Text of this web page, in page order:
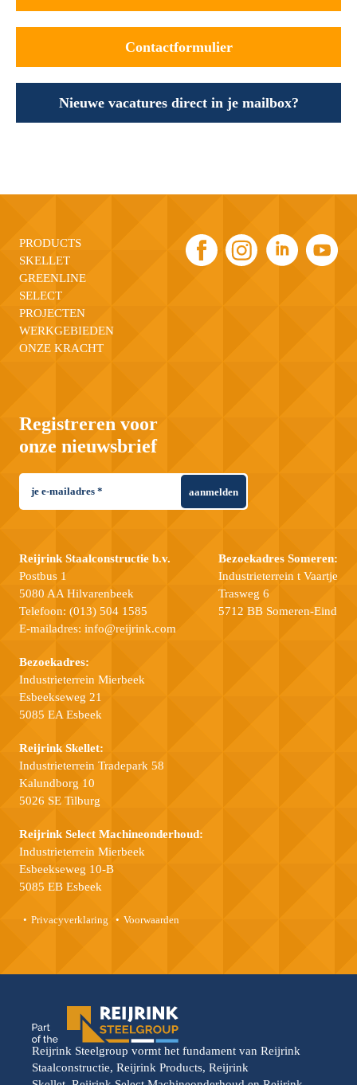
Contactformulier
Nieuwe vacatures direct in je mailbox?
PRODUCTS
SKELLET
GREENLINE
SELECT
PROJECTEN
WERKGEBIEDEN
ONZE KRACHT
Registreren voor
onze nieuwsbrief
aanmelden
Reijrink Staalconstructie b.v.
Postbus 1
5080 AA Hilvarenbeek
Telefoon: (013) 504 1585
E-mailadres: info@reijrink.com
Bezoekadres:
Industrieterrein Mierbeek
Esbeekseweg 21
5085 EA Esbeek
Bezoekadres Someren:
Industrieterrein t Vaartje
Trasweg 6
5712 BB Someren-Eind
Reijrink Skellet:
Industrieterrein Tradepark 58
Kalundborg 10
5026 SE Tilburg
Reijrink Select Machineonderhoud:
Industrieterrein Mierbeek
Esbeekseweg 10-B
5085 EB Esbeek
Privacyverklaring Voorwaarden
Reijrink Steelgroup vormt het fundament van Reijrink
Staalconstructie, Reijrink Products, Reijrink